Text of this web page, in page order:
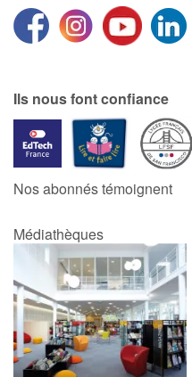
Ils nous font confiance
Nos abonnés témoignent
Médiathèques